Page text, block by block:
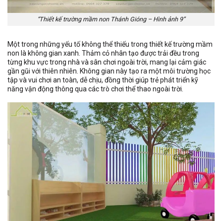
“Thiết kế trường mầm non Thánh Gióng – Hình ảnh 9”
Một trong những yếu tố không thể thiếu trong thiết kế trường mầm
non là không gian xanh. Thảm cỏ nhân tạo được trải đều trong
từng khu vực trong nhà và sân chơi ngoài trời, mang lại cảm giác
gần gũi với thiên nhiên. Không gian này tạo ra một môi trường học
tập và vui chơi an toàn, dễ chịu, đồng thời giúp trẻ phát triển kỹ
năng vận động thông qua các trò chơi thể thao ngoài trời.